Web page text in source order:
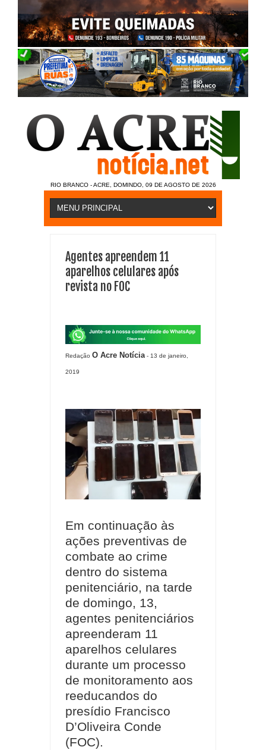
RIO BRANCO - ACRE, DOMINDO, 09 DE AGOSTO DE 2026
Agentes apreendem 11
aparelhos celulares após
revista no FOC
Redação O Acre Notícia - 13 de janeiro,
2019
Em continuação às
ações preventivas de
combate ao crime
dentro do sistema
penitenciário, na tarde
de domingo, 13,
agentes penitenciários
apreenderam 11
aparelhos celulares
durante um processo
de monitoramento aos
reeducandos do
presídio Francisco
D’Oliveira Conde
(FOC).